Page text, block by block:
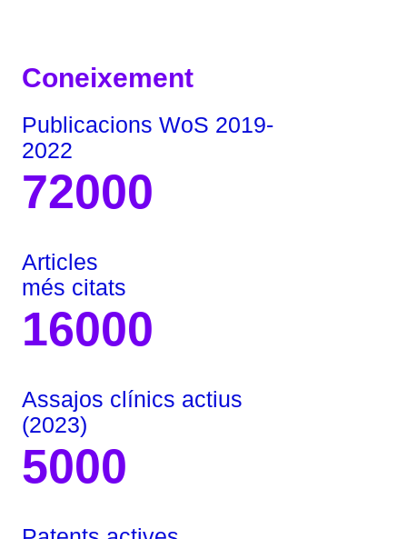
Coneixement
Publicacions WoS 2019-
2022
72000
Articles
més citats
16000
Assajos clínics actius
(2023)
5000